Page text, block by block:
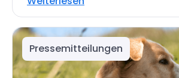
Pressemitteilungen